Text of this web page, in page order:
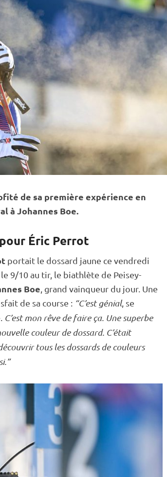
de sa première expérience en
à Johannes Boe.
Éric Perrot
portait le dossard jaune ce vendredi
9/10 au tir, le biathlète de Peisey-
Boe , grand vainqueur du jour. Une
de sa course : “C’est génial, se
C’est mon rêve de faire ça. Une superbe
couleur de dossard. C’était
tous les dossards de couleurs